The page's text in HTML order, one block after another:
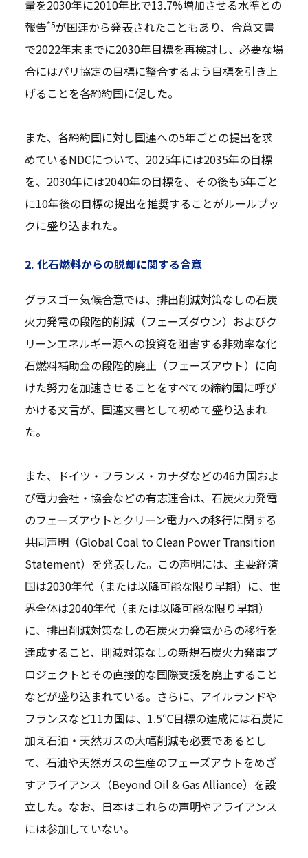
量を2030年に2010年比で13.7%増加させる水準との
報告*5が国連から発表されたこともあり、合意文書
で2022年末までに2030年目標を再検討し、必要な場
合にはパリ協定の目標に整合するよう目標を引き上
げることを各締約国に促した。
また、各締約国に対し国連への5年ごとの提出を求
めているNDCについて、2025年には2035年の目標
を、2030年には2040年の目標を、その後も5年ごと
に10年後の目標の提出を推奨することがルールブッ
クに盛り込まれた。
2. 化石燃料からの脱却に関する合意
グラスゴー気候合意では、排出削減対策なしの石炭
火力発電の段階的削減（フェーズダウン）およびク
リーンエネルギー源への投資を阻害する非効率な化
石燃料補助金の段階的廃止（フェーズアウト）に向
けた努力を加速させることをすべての締約国に呼び
かける文言が、国連文書として初めて盛り込まれ
た。
また、ドイツ・フランス・カナダなどの46カ国およ
び電力会社・協会などの有志連合は、石炭火力発電
のフェーズアウトとクリーン電力への移行に関する
共同声明（Global Coal to Clean Power Transition
Statement）を発表した。この声明には、主要経済
国は2030年代（または以降可能な限り早期）に、世
界全体は2040年代（または以降可能な限り早期）
に、排出削減対策なしの石炭火力発電からの移行を
達成すること、削減対策なしの新規石炭火力発電プ
ロジェクトとその直接的な国際支援を廃止すること
などが盛り込まれている。さらに、アイルランドや
フランスなど11カ国は、1.5℃目標の達成には石炭に
加え石油・天然ガスの大幅削減も必要であるとし
て、石油や天然ガスの生産のフェーズアウトをめざ
すアライアンス（Beyond Oil & Gas Alliance）を設
立した。なお、日本はこれらの声明やアライアンス
には参加していない。